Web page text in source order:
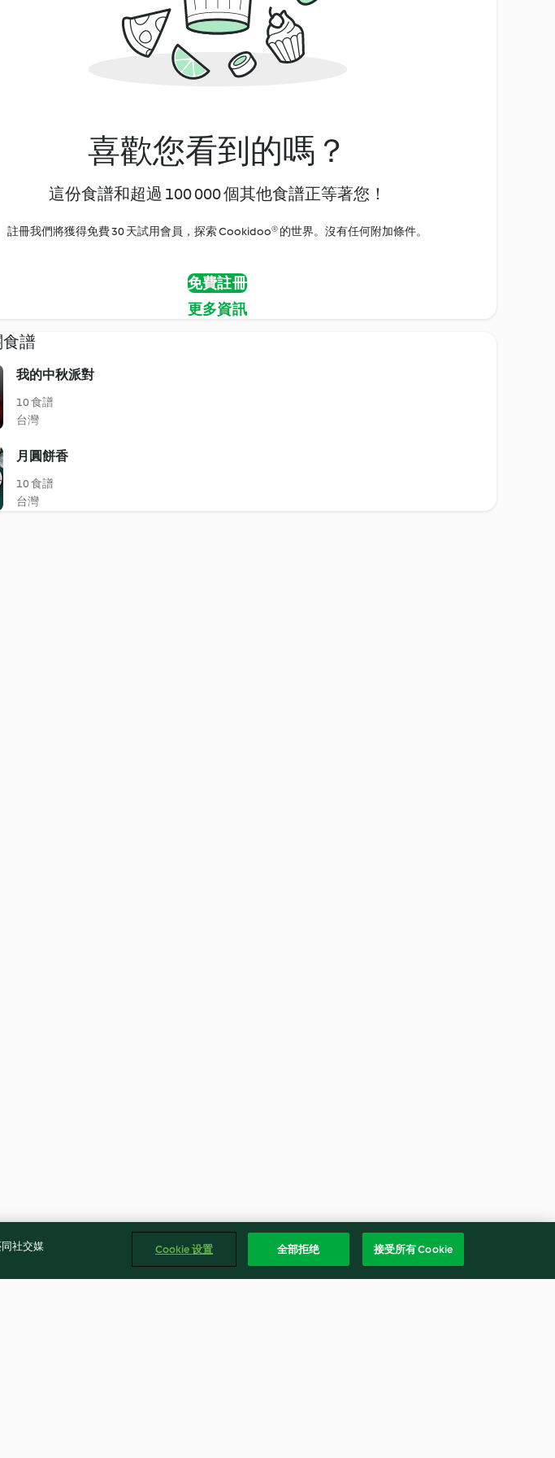
喜歡您看到的嗎？
這份食譜和超過 100 000 個其他食譜正等著您！
註冊我們將獲得免費 30 天試用會員，探索 Cookidoo® 的世界。沒有任何附加條件。
免費註冊
更多資訊
譜
我的中秋派對
10 食譜
台灣
月圓餅香
10 食譜
台灣
社交媒
Cookie 设置 全部拒绝 接受所有 Cookie